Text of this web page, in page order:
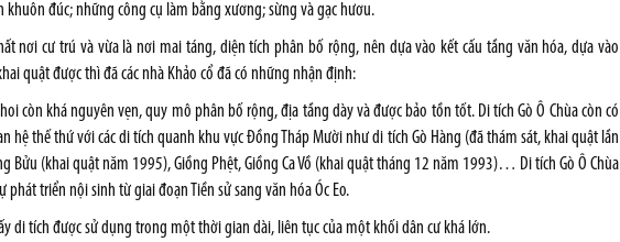
đúc; những công cụ làm bằng xương; sừng và gạc hươu.
nơi cư trú và vừa là nơi mai táng, diện tích phân bố rộng, nên dựa vào kết cấu tầng văn hóa, dựa vào
quật được thì đã các nhà Khảo cổ đã có những nhận định:
còn khá nguyên vẹn, quy mô phân bố rộng, địa tầng dày và được bảo tồn tốt. Di tích Gò Ô Chùa còn có
hệ thế thứ với các di tích quanh khu vực Đồng Tháp Mười như di tích Gò Hàng (đã thám sát, khai quật lần
Bửu (khai quật năm 1995), Giồng Phệt, Giồng Ca Vồ (khai quật tháng 12 năm 1993)… Di tích Gò Ô Chùa
triển nội sinh từ giai đoạn Tiền sử sang văn hóa Óc Eo.
di tích được sử dụng trong một thời gian dài, liên tục của một khối dân cư khá lớn.